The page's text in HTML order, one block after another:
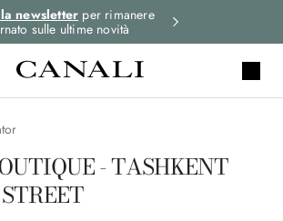
newsletter per rimanere
sulle ultime novità
- TASHKENT